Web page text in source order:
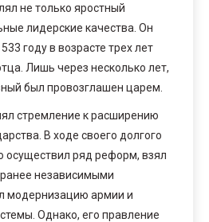
не только яростный
лидерские качества. Он
году в возрасте трех лет
Лишь через несколько лет,
был провозглашен царем.
стремление к расширению
В ходе своего долгого
осуществил ряд реформ, взял
независимыми
модернизацию армии и
Однако, его правление